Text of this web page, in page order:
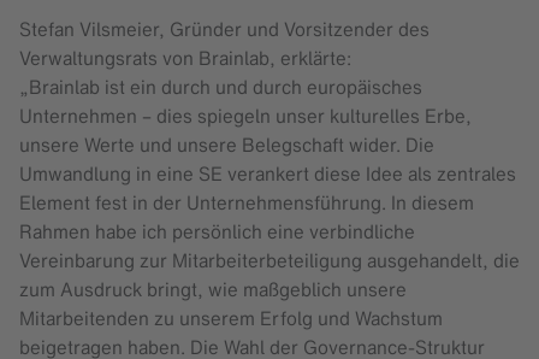
Stefan Vilsmeier, Gründer und Vorsitzender des
Verwaltungsrats von Brainlab, erklärte:
„Brainlab ist ein durch und durch europäisches
Unternehmen – dies spiegeln unser kulturelles Erbe,
unsere Werte und unsere Belegschaft wider. Die
Umwandlung in eine SE verankert diese Idee als zentrales
Element fest in der Unternehmensführung. In diesem
Rahmen habe ich persönlich eine verbindliche
Vereinbarung zur Mitarbeiterbeteiligung ausgehandelt, die
zum Ausdruck bringt, wie maßgeblich unsere
Mitarbeitenden zu unserem Erfolg und Wachstum
beigetragen haben. Die Wahl der Governance-Struktur